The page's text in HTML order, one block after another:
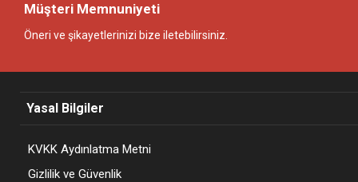
Müşteri Memnuniyeti
Öneri ve şikayetlerinizi bize iletebilirsiniz.
Yasal Bilgiler
KVKK Aydınlatma Metni
Gizlilik ve Güvenlik